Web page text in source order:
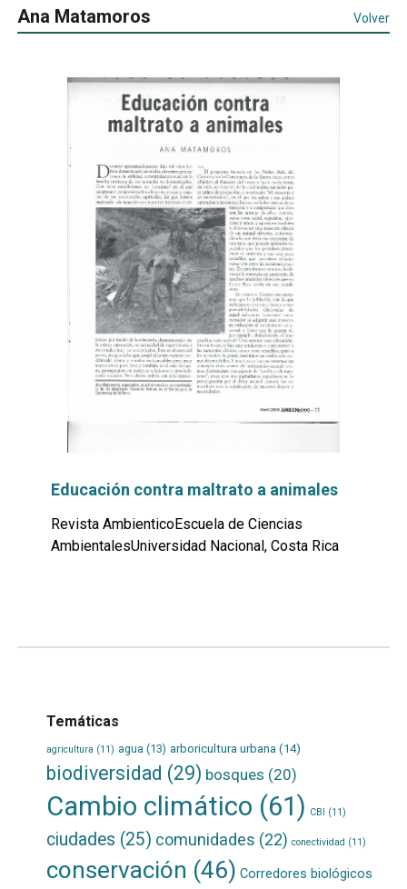
Ana Matamoros Volver
Educación contra maltrato a animales
Revista AmbienticoEscuela de Ciencias
AmbientalesUniversidad Nacional, Costa Rica
Temáticas
agricultura (11) agua (13) arboricultura urbana (14)
biodiversidad (29) bosques (20)
Cambio climático (61) CBI (11)
ciudades (25) comunidades (22) conectividad (11)
conservación (46) Corredores biológicos